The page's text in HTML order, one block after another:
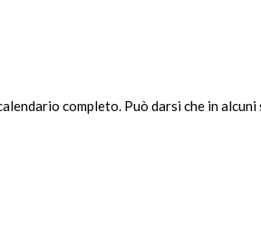
completo. Può darsi che in